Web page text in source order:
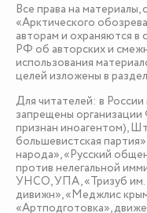
Все права на материалы,
«Арктического
авторам и охраняются в
РФ об авторских и
использования
целей изложены в
Для читателей: в
запрещены
признан иноагентом),
большевистская
народа», «Русский
против нелегальной
УНСО, УПА, «Тризуб им.
дивижн», «Меджлис
«Артподготовка»,